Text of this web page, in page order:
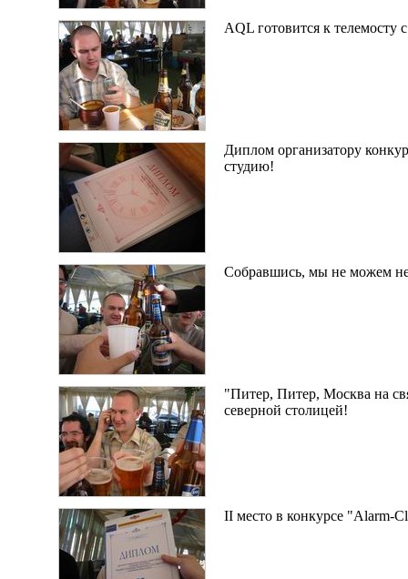
AQL готовится к телемосту
Диплом организатору
студию!
Собравшись, мы не можем
"Питер, Питер, Москва на
северной столицей!
II место в конкурсе "Alarm-